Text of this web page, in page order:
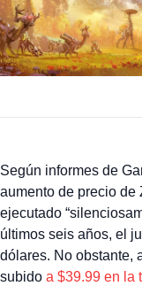
Según informes de
aumento de precio de
ejecutado
últimos seis años, el
dólares. No obstante,
subido a $39.99 en la